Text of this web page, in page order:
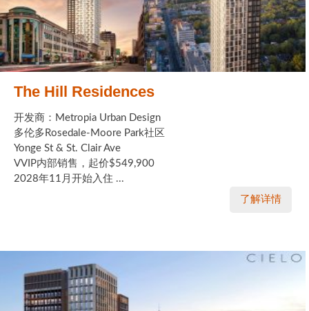
The Hill Residences
开发商：Metropia Urban Design
多伦多Rosedale-Moore Park社区
Yonge St & St. Clair Ave
VVIP内部销售，起价$549,900
2028年11月开始入住 ...
了解详情